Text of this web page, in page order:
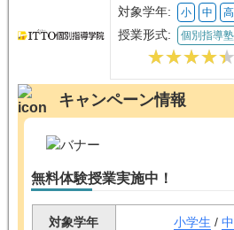
対象学年: 小 中 高
授業形式: 個別指導塾
キャンペーン情報
無料体験授業実施中！
対象学年 小学生 /